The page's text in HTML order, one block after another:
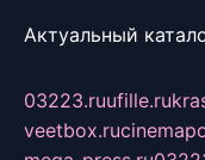
Актуальный
03223.ruufille.ru
veetbox.ru